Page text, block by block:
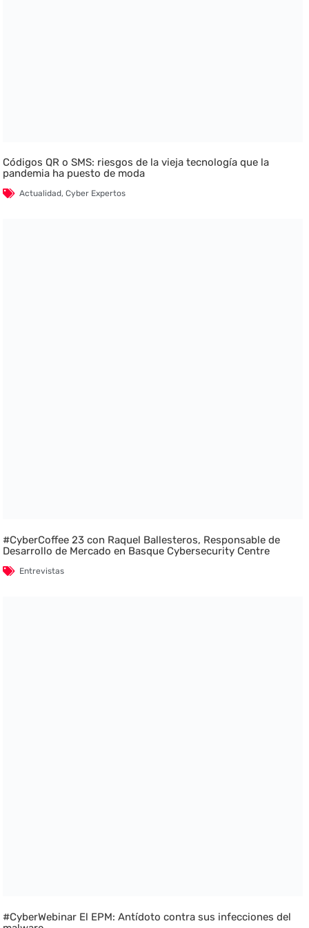
Códigos QR o SMS: riesgos de la vieja tecnología que la
pandemia ha puesto de moda
Actualidad,Cyber Expertos
#CyberCoffee 23 con Raquel Ballesteros, Responsable de
Desarrollo de Mercado en Basque Cybersecurity Centre
Entrevistas
#CyberWebinar El EPM: Antídoto contra sus infecciones del